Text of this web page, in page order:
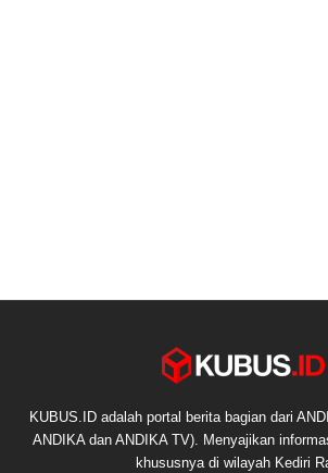
KUBUS.ID adalah portal berita bagian dari
ANDIKA dan ANDIKA TV). Menyajikan
khususnya di wilayah Kediri